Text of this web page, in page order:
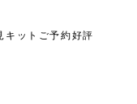
キットご予約好評